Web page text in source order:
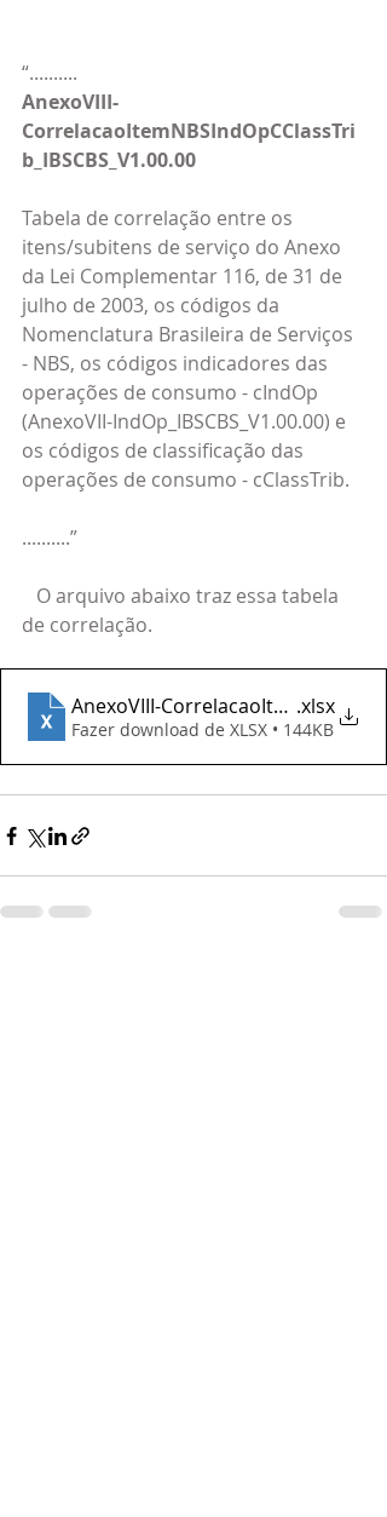
“..........
AnexoVIII-
CorrelacaoItemNBSIndOpCClassTri
b_IBSCBS_V1.00.00
Tabela de correlação entre os
itens/subitens de serviço do Anexo
da Lei Complementar 116, de 31 de
julho de 2003, os códigos da
Nomenclatura Brasileira de Serviços
- NBS, os códigos indicadores das
operações de consumo - cIndOp
(AnexoVII-IndOp_IBSCBS_V1.00.00) e
os códigos de classificação das
operações de consumo - cClassTrib.
..........”
O arquivo abaixo traz essa tabela
de correlação.
AnexoVIII- .xlsx
Fazer download de XLSX • 144KB